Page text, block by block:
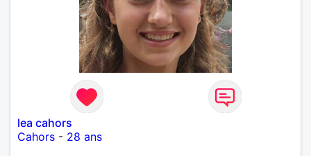
lea cahors
Cahors - 28 ans